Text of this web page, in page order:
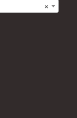
×